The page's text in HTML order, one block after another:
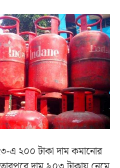
এ ২০০ টাকা দাম কমানোর